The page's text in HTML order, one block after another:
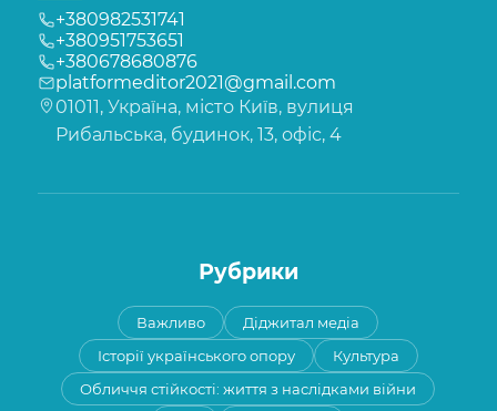
+380982531741
+380951753651
+380678680876
platformeditor2021@gmail.com
01011, Україна, місто Київ, вулиця
Рибальська, будинок, 13, офіс, 4
Рубрики
Важливо
Діджитал медіа
Історії українського опору
Культура
Обличчя стійкості: життя з наслідками війни